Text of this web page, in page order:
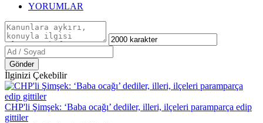
YORUMLAR
Gönder
İlginizi Çekebilir
CHP'li Şimşek: ‘Baba ocağı’ dediler, illeri, ilçeleri paramparça edip
gittiler